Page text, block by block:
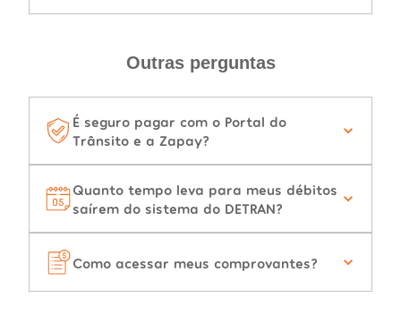
Outras perguntas
É seguro pagar com o Portal do
Trânsito e a Zapay?
Quanto tempo leva para meus débitos
saírem do sistema do DETRAN?
Como acessar meus comprovantes?